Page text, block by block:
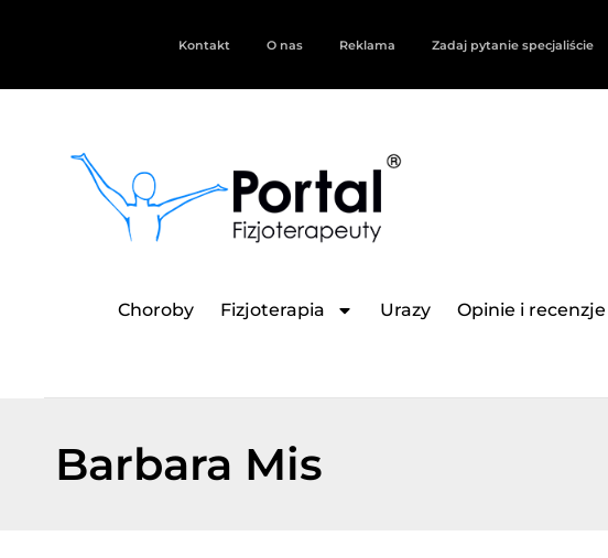
Kontakt O nas Reklama Zadaj pytanie specjaliście
Choroby Fizjoterapia Urazy Opinie i recenzje
Barbara Mis